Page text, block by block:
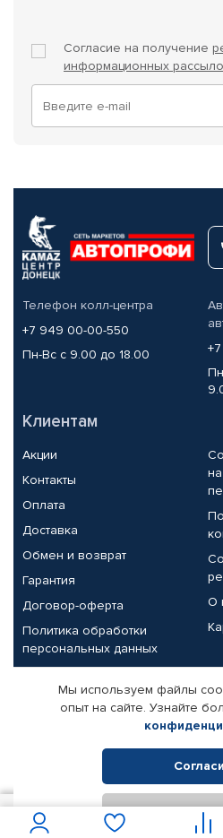
Согласие на получение
информационных
Телефон колл-центра
+7 949 00-00-550
Пн-Вс с 9.00 до 18.00
Клиентам
Акции
Контакты
Оплата
Доставка
Обмен и возврат
Гарантия
Договор-оферта
Политика обработки
персональных данных
О
Партнерам
Корпоративным клиентам
Поставщикам
© КАМАЗ ЦЕНТР ДОНЕЦК, 2015-2026.
Интернет-магазин автомобильных
Мы используем файлы
опыт на сайте. Узнайте